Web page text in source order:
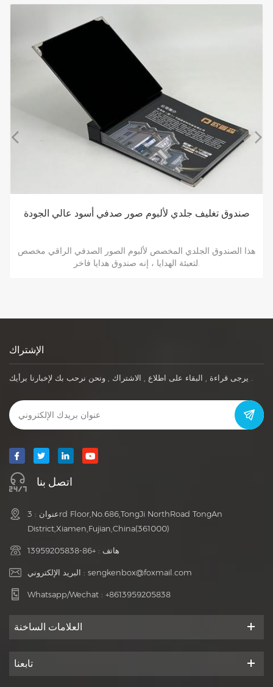
صندوق تغليف جلدي لألبوم صور صدفي أسود عالي الجودة
هذا الصندوق الجلدي المخصص لألبوم الصور الصدفي الراقي مخصص
لتعبئة الهدايا ، إنه صندوق هدايا فاخر.
الإشتراك
اتصل بنا
عنوان : 3rd Floor,No.686,TongJi NorthRoad TongAn
District,Xiamen,Fujian,China(361000)
هاتف : +86-13959205838
البريد الإلكتروني : sengkenbox@foxmail.com
Whatsapp/Wechat : +8613959205838
العلامات الساخنة
تابعنا